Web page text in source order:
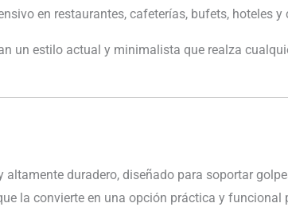
en restaurantes, cafeterías, bufets, hoteles y
un estilo actual y minimalista que realza
duradero, diseñado para soportar
la convierte en una opción práctica y funcional